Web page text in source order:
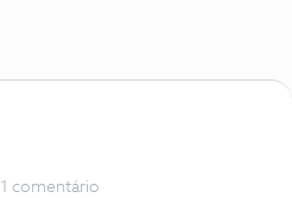
1 comentário